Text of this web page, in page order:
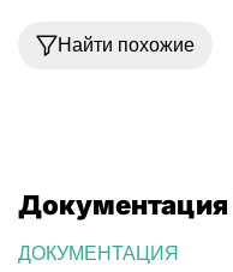
Найти похожие
Документация
ДОКУМЕНТАЦИЯ